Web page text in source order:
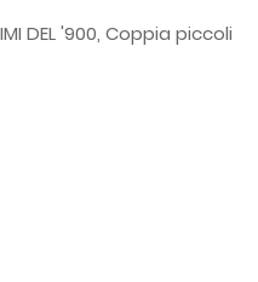
DEL '900, Coppia piccoli